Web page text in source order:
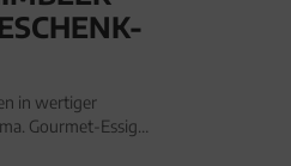
in wertiger
Gourmet-Essig